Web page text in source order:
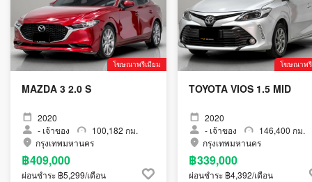
โฆษณาพรีเมียม
MAZDA 3 2.0 S
2020
- เจ้าของ
100,182 กม.
กรุงเทพมหานคร
฿409,000
ผ่อนชำระ ฿5,299/เดือน
โฆษณาพ
TOYOTA VIOS 1.5 MID
2020
- เจ้าของ
146,400 กม.
กรุงเทพมหานคร
฿339,000
ผ่อนชำระ ฿4,392/เดือน